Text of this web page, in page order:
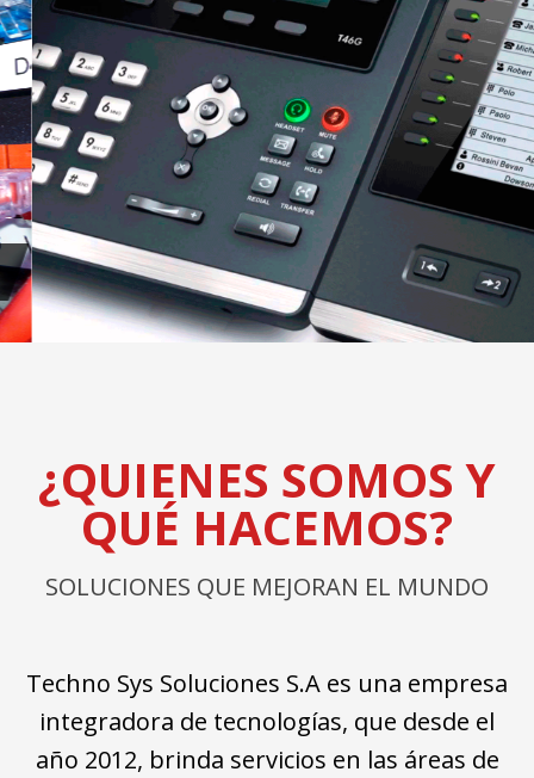
Centrales telefónicas IP
¿QUIENES SOMOS Y
QUÉ HACEMOS?
SOLUCIONES QUE MEJORAN EL MUNDO
Techno Sys Soluciones S.A es una empresa
integradora de tecnologías, que desde el
año 2012, brinda servicios en las áreas de